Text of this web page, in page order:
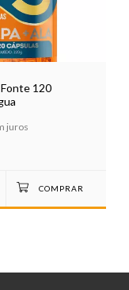
120
juros